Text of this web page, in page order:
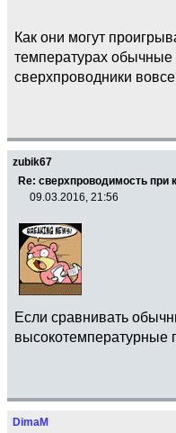
Как они могут
температурах обычные
сверхпроводники
zubik67
Re: сверхпроводимость при
09.03.2016, 21:56
Если сравнивать
высокотемпературные
DimaM